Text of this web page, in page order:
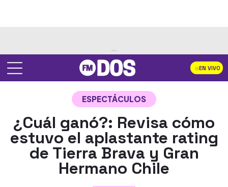
EN VIVO
ESPECTÁCULOS
¿Cuál ganó?: Revisa cómo
estuvo el aplastante rating
de Tierra Brava y Gran
Hermano Chile